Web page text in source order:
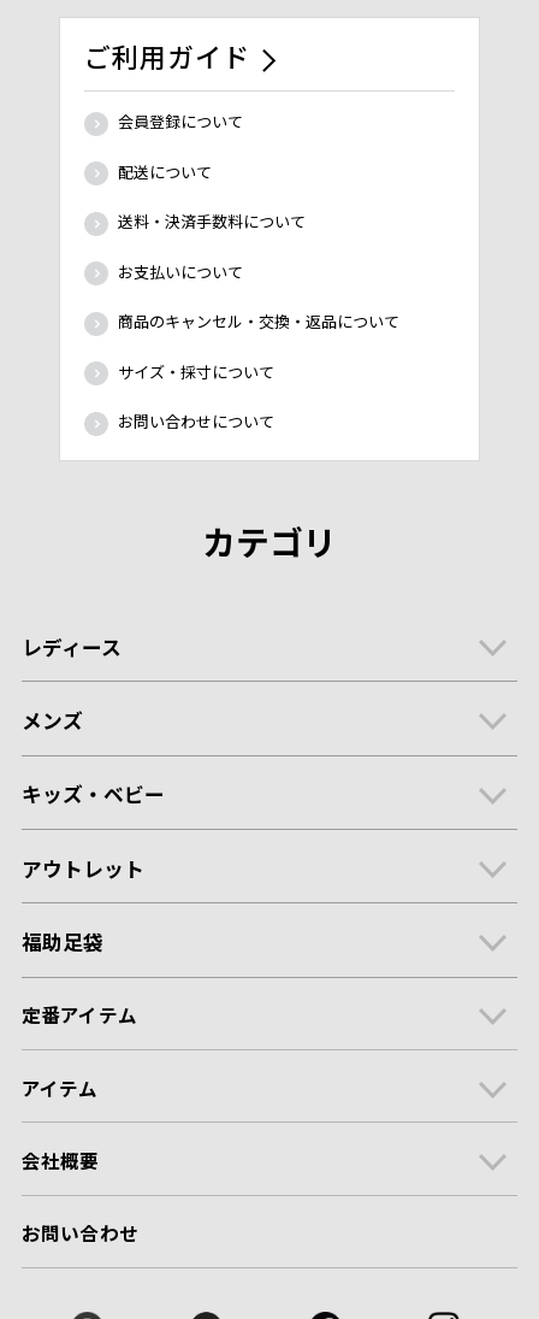
ご利用ガイド
会員登録について
配送について
送料・決済手数料について
お支払いについて
商品のキャンセル・交換・返品について
サイズ・採寸について
お問い合わせについて
カテゴリ
レディース
メンズ
キッズ・ベビー
アウトレット
福助足袋
定番アイテム
アイテム
会社概要
お問い合わせ